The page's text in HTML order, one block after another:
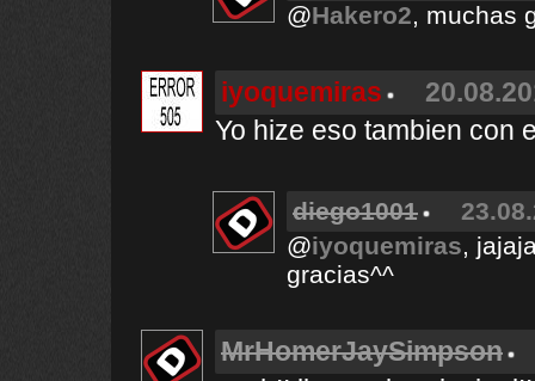
@Hakero2, muchas
iyoquemiras
Yo hize eso tambien con
diego1001
@iyoquemiras,
gracias^^
MrHomerJaySimpson